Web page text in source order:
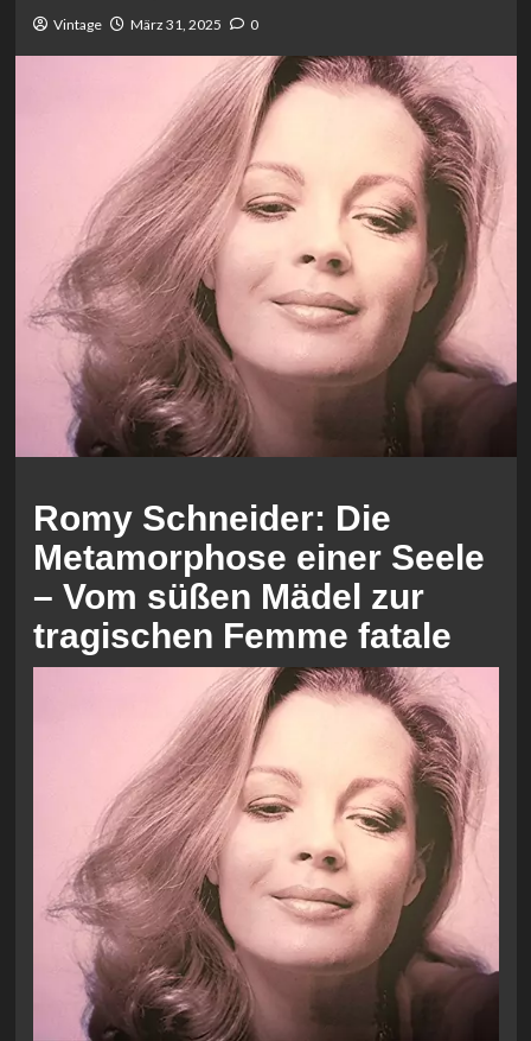
Vintage März 31, 2025 0
Romy Schneider: Die
Metamorphose einer Seele
– Vom süßen Mädel zur
tragischen Femme fatale